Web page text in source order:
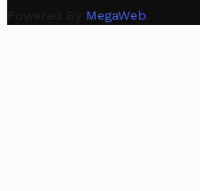
Powered By MegaWeb